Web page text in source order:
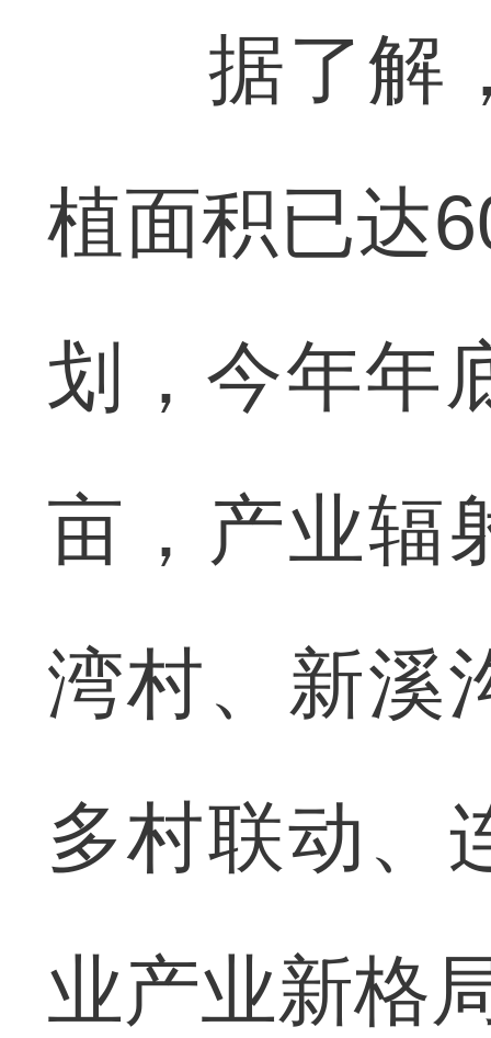
据了解，
植面积已达
划，今年年
亩，产业辐
湾村、新溪
多村联动、
业产业新格